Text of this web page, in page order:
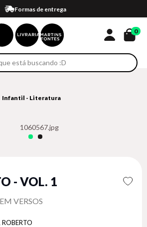
Formas de entrega
Compra 100% segura
Em até 4x sem juros no cartão*
Retire na loja
Eventos
0
Infantil - Literatura
- VOL. 1
VERSOS